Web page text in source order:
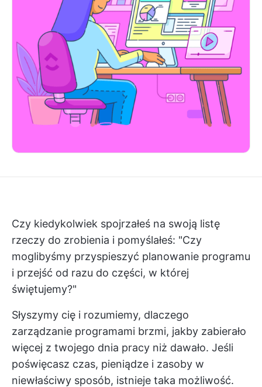
Czy kiedykolwiek spojrzałeś na swoją listę
rzeczy do zrobienia i pomyślałeś: "Czy
moglibyśmy przyspieszyć planowanie programu
i przejść od razu do części, w której
świętujemy?"
Słyszymy cię i rozumiemy, dlaczego
zarządzanie programami brzmi, jakby zabierało
więcej z twojego dnia pracy niż dawało. Jeśli
poświęcasz czas, pieniądze i zasoby w
niewłaściwy sposób, istnieje taka możliwość.